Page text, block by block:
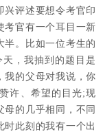
兴评述要想令考官印
考官有一个耳目一新
半。比如一位考生的
，我抽到的题目是
我的父母对我说，你
许、希望的目光;现
的几乎相同，不同
时此刻的我有一个出